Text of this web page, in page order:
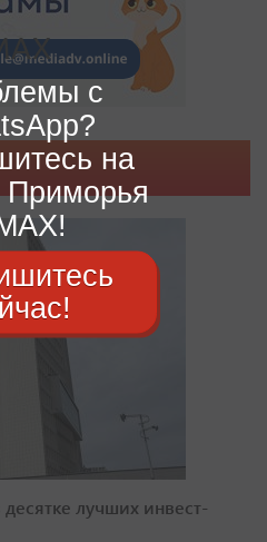
лучших инвест-
с
на
Приморья